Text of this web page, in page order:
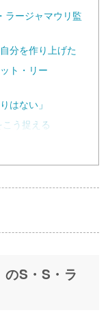
ラージャマウリ監
分を作り上げた
ト・リー
はない」
う捉える
のS・S・ラ